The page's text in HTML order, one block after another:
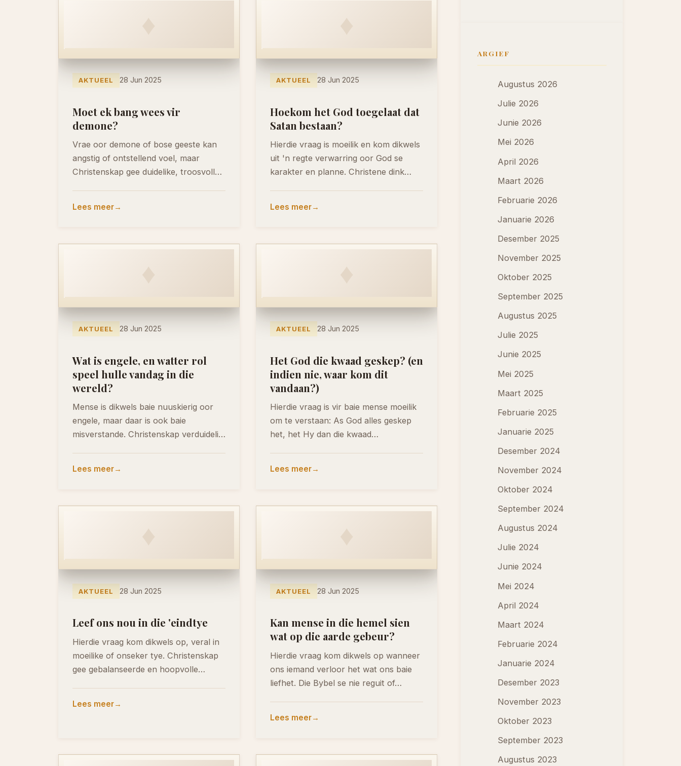
♦
AKTUEEL 28 Jun 2025
Moet ek bang wees vir
demone?
Vrae oor demone of bose geeste kan
angstig of ontstellend voel, maar
Christenskap gee duidelike, troosvolle
Lees meer
♦
AKTUEEL 28 Jun 2025
Hoekom het God toegelaat dat
Satan bestaan?
Hierdie vraag is moeilik en kom dikwels
uit 'n regte verwarring oor God se
karakter en planne. Christene dink
Lees meer
♦
AKTUEEL 28 Jun 2025
Wat is engele, en watter rol
speel hulle vandag in die
wereld?
Mense is dikwels baie nuuskierig oor
engele, maar daar is ook baie
misverstande. Christenskap verduidelik
Lees meer
♦
AKTUEEL 28 Jun 2025
Het God die kwaad geskep? (en
indien nie, waar kom dit
vandaan?)
Hierdie vraag is vir baie mense moeilik
om te verstaan: As God alles geskep
het, het Hy dan die kwaad…
Lees meer
♦
AKTUEEL 28 Jun 2025
Leef ons nou in die 'eindtye
Hierdie vraag kom dikwels op, veral in
moeilike of onseker tye. Christenskap
gee gebalanseerde en hoopvolle
Lees meer
♦
AKTUEEL 28 Jun 2025
Kan mense in die hemel sien
wat op die aarde gebeur?
Hierdie vraag kom dikwels op wanneer
ons iemand verloor het wat ons baie
liefhet. Die Bybel se nie reguit of…
Lees meer
ARGIEF
Augustus 2026
Julie 2026
Junie 2026
Mei 2026
April 2026
Maart 2026
Februarie 2026
Januarie 2026
Desember 2025
November 2025
Oktober 2025
September 2025
Augustus 2025
Julie 2025
Junie 2025
Mei 2025
Maart 2025
Februarie 2025
Januarie 2025
Desember 2024
November 2024
Oktober 2024
September 2024
Augustus 2024
Julie 2024
Junie 2024
Mei 2024
April 2024
Maart 2024
Februarie 2024
Januarie 2024
Desember 2023
November 2023
Oktober 2023
September 2023
Augustus 2023